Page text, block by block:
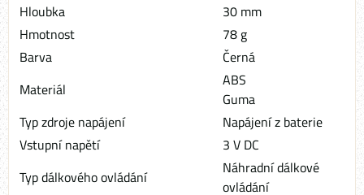
Hloubka
30 mm
Hmotnost
78 g
Barva
Černá
Materiál
ABS
Guma
Typ zdroje napájení
Napájení z baterie
Vstupní napětí
3 V DC
Typ dálkového ovládání
Náhradní dálkové
ovládání